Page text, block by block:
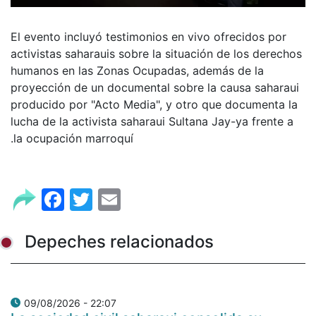
El evento incluyó testimonios en vivo ofrecidos por
activistas saharauis sobre la situación de los derechos
humanos en las Zonas Ocupadas, además de la
proyección de un documental sobre la causa saharaui
producido por "Acto Media", y otro que documenta la
lucha de la activista saharaui Sultana Jay-ya frente a
la ocupación marroquí.
Facebook
Twitter
Depeches relacionados
09/08/2026 - 22:07